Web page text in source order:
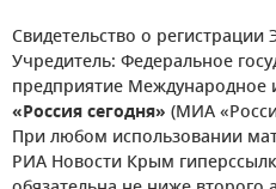
Свидетельство о
Учредитель: Федеральное
предприятие Международное
«Россия сегодня» (МИА
При любом использовании
РИА Новости Крым